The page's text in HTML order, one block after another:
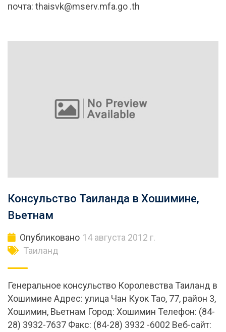
почта: thaisvk@mserv.mfa.go .th
Консульство Таиланда в Хошимине,
Вьетнам
Опубликовано 14 августа 2012 г.
Таиланд
Генеральное консульство Королевства Таиланд в
Хошимине Адрес: улица Чан Куок Тао, 77, район 3,
Хошимин, Вьетнам Город: Хошимин Телефон: (84-
28) 3932-7637 Факс: (84-28) 3932 -6002 Веб-сайт: